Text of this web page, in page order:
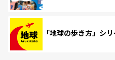
「地球の歩き方」シ